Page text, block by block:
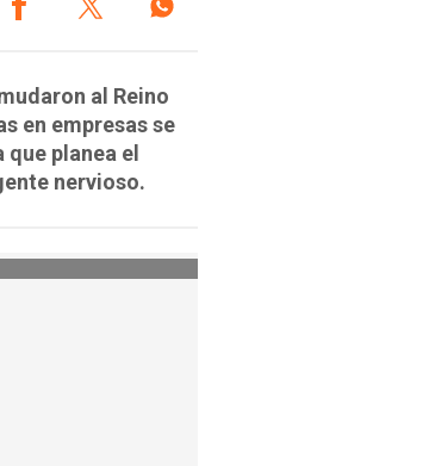
al Reino
en empresas se
planea el
nervioso.